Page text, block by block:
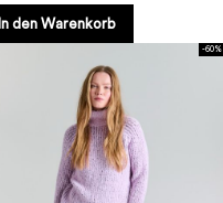
In den Warenkorb
-60%